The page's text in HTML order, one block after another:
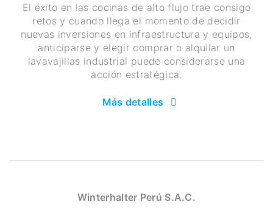
El éxito en las cocinas de alto flujo trae consigo
retos y cuando llega el momento de decidir
nuevas inversiones en infraestructura y equipos,
anticiparse y elegir comprar o alquilar un
lavavajillas industrial puede considerarse una
acción estratégica.
Más detalles
Winterhalter Perú S.A.C.